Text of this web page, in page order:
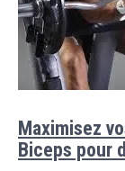
Maximisez
Biceps pour